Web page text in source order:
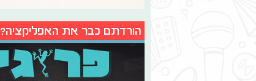
הורדתם כבר את האפליקציה?